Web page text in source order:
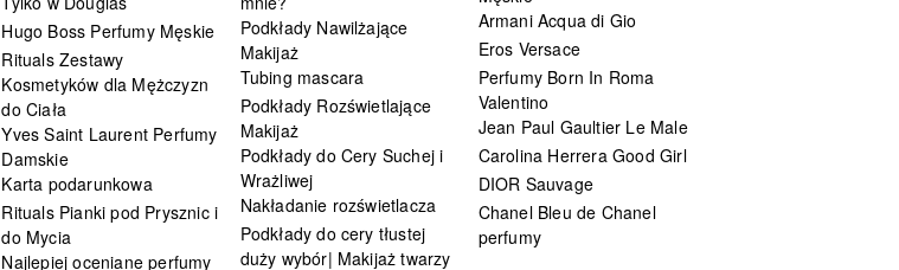
Hugo Boss Perfumy Męskie
Rituals Zestawy
Kosmetyków dla Mężczyzn
do Ciała
Yves Saint Laurent Perfumy
Damskie
Karta podarunkowa
Rituals Pianki pod Prysznic i
do Mycia
Najlepiej oceniane perfumy
Podkłady Nawilżające
Makijaż
Tubing mascara
Podkłady Rozświetlające
Makijaż
Podkłady do Cery Suchej i
Wrażliwej
Nakładanie rozświetlacza
Podkłady do cery tłustej
duży wybór| Makijaż twarzy
Armani Acqua di Gio
Eros Versace
Perfumy Born In Roma
Valentino
Jean Paul Gaultier Le Male
Carolina Herrera Good Girl
DIOR Sauvage
Chanel Bleu de Chanel
perfumy